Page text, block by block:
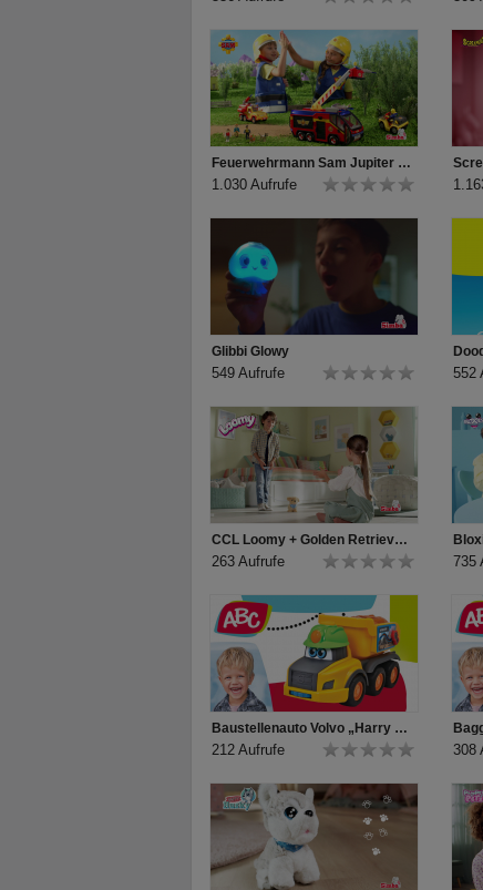
Feuerwehrmann Sam Jupiter TV-Spot
1.030 Aufrufe
Glibbi Glowy
549 Aufrufe 552
CCL Loomy + Golden Retriever TV-Spot
263 Aufrufe 735
Baustellenauto Volvo „Harry Hauler“ für Kleinkinder von ABC
212 Aufrufe 308